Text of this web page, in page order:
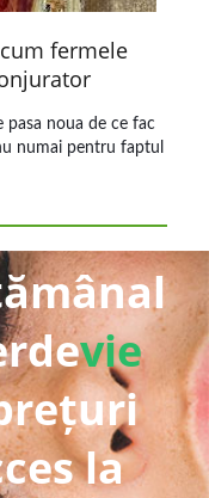
fermele
pasa noua de ce fac
numai pentru faptul
vie
la